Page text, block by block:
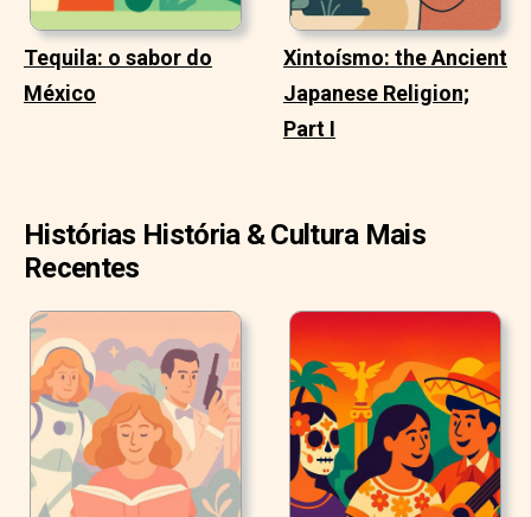
Tequila: o sabor do
México
Xintoísmo: the Ancient
Japanese Religion;
Part I
Histórias História & Cultura Mais
Recentes